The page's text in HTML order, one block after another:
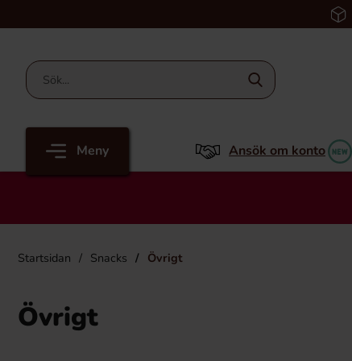
Meny Ansök om konto
Startsidan Snacks Övrigt
Övrigt